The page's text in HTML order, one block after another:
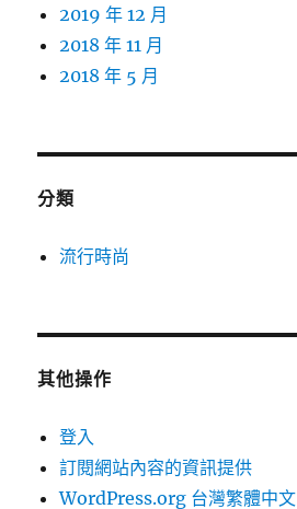
2019 年 12 月
2018 年 11 月
2018 年 5 月
分類
流行時尚
其他操作
登入
訂閱網站內容的資訊提供
WordPress.org 台灣繁體中文